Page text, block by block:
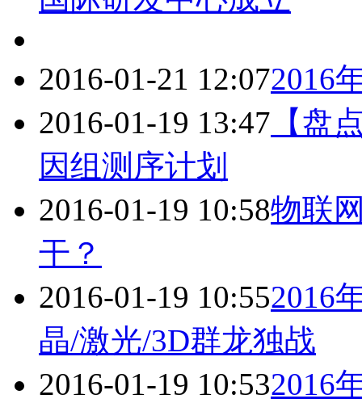
2016-01-21 12:072016
2016-01-19 13:47 【盘
因组测序计划
2016-01-19 10:58物联
干？
2016-01-19 10:552016
晶/激光/3D群龙独战
2016-01-19 10:532016